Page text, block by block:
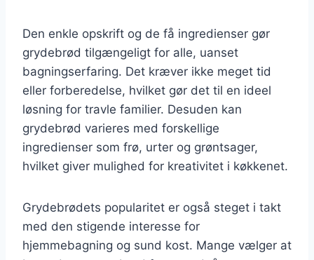
Den enkle opskrift og de få ingredienser gør
grydebrød tilgængeligt for alle, uanset
bagningserfaring. Det kræver ikke meget tid
eller forberedelse, hvilket gør det til en ideel
løsning for travle familier. Desuden kan
grydebrød varieres med forskellige
ingredienser som frø, urter og grøntsager,
hvilket giver mulighed for kreativitet i køkkenet.
Grydebrødets popularitet er også steget i takt
med den stigende interesse for
hjemmebagning og sund kost. Mange vælger at